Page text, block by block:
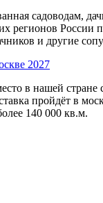
садоводам,
регионов
и другие
2027
в нашей
пройдёт в
140 000 кв.м.